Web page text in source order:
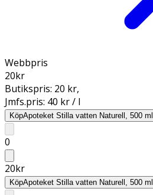
Webbpris
20kr
Butikspris: 20 kr,
Jmfs.pris: 40 kr / l
KöpApoteket Stilla vatten Naturell, 500 ml
0
20kr
KöpApoteket Stilla vatten Naturell, 500 ml